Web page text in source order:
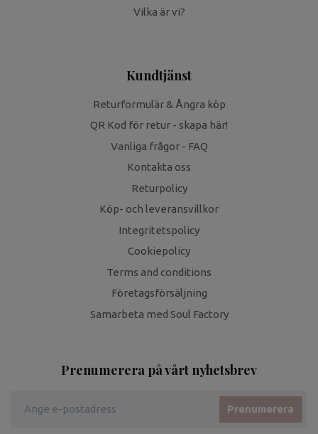
Vilka är vi?
Kundtjänst
Returformulär & Ångra köp
QR Kod för retur - skapa här!
Vanliga frågor - FAQ
Kontakta oss
Returpolicy
Köp- och leveransvillkor
Integritetspolicy
Cookiepolicy
Terms and conditions
Företagsförsäljning
Samarbeta med Soul Factory
Prenumerera på vårt nyhetsbrev
Prenumerera